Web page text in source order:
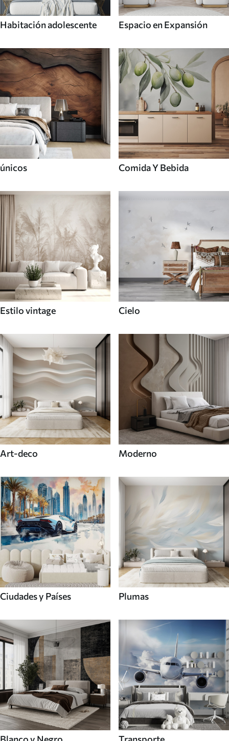
Habitación adolescente Espacio en Expansión
únicos Comida Y Bebida
Estilo vintage Cielo
Art-deco Moderno
Ciudades y Países Plumas